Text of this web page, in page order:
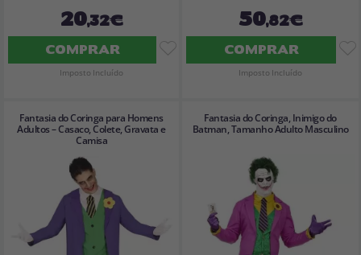
20,32€
COMPRAR
Imposto Incluído
50,82€
COMPRAR
Imposto Incluído
Fantasia do Coringa para Homens
Adultos – Casaco, Colete, Gravata e
Camisa
Fantasia do Coringa, Inimigo do
Batman, Tamanho Adulto Masculino